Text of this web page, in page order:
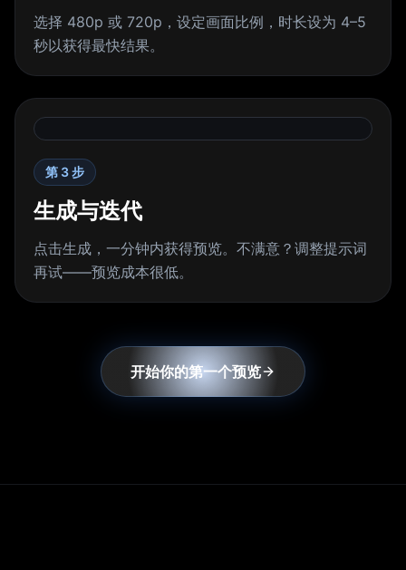
选择 480p 或 720p，设定画面比例，时长设为 4–5
秒以获得最快结果。
第 3 步
生成与迭代
点击生成，一分钟内获得预览。不满意？调整提示词
再试——预览成本很低。
开始你的第一个预览